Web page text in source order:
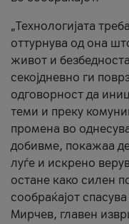
„Технологијата
оттурнува од она
живот и
секојдневно ги
одговорност да
теми и преку
промена во
добивме, покажаа
луѓе и искрено
остане како силен
сообраќајот
Мирчев, главен